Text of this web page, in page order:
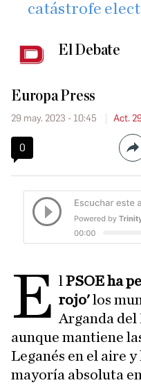
catástrofe
El Debate
Europa Press
29 may. 2023 - 10:45 Act.
0
E l PSOE ha
rojo'los
Arganda del
aunque mantiene
Leganés en el aire
mayoría absoluta